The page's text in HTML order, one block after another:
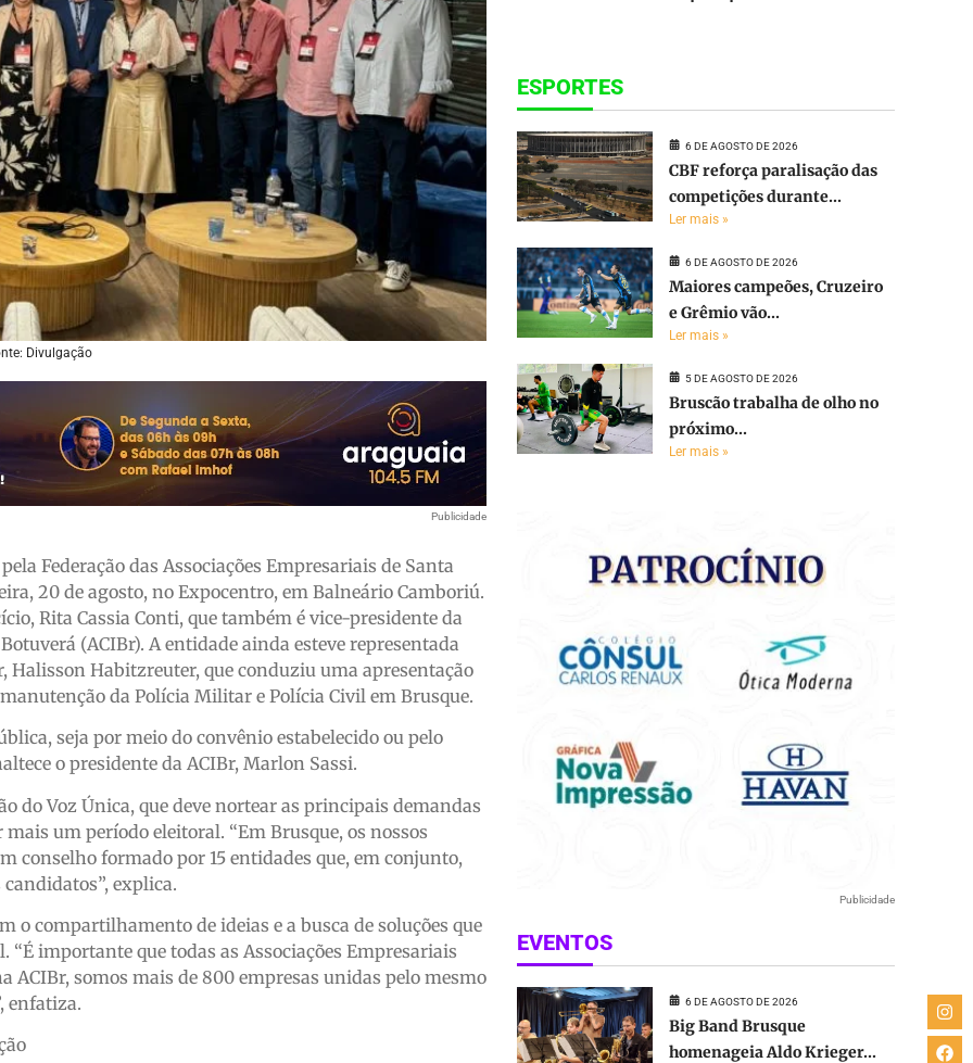
Divulgação
Publicidade
Federação das Associações Empresariais de Santa
20 de agosto, no Expocentro, em Balneário Camboriú.
Rita Cassia Conti, que também é vice-presidente da
(ACIBr). A entidade ainda esteve representada
Halisson Habitzreuter, que conduziu uma apresentação
da Polícia Militar e Polícia Civil em Brusque.
seja por meio do convênio estabelecido ou pelo
o presidente da ACIBr, Marlon Sassi.
do Voz Única, que deve nortear as principais demandas
um período eleitoral. “Em Brusque, os nossos
conselho formado por 15 entidades que, em conjunto,
explica.
compartilhamento de ideias e a busca de soluções que
importante que todas as Associações Empresariais
ACIBr, somos mais de 800 empresas unidas pelo mesmo
enfatiza.
ESPORTES
6 DE AGOSTO DE 2026
CBF reforça paralisação das
competições durante...
Ler mais »
6 DE AGOSTO DE 2026
Maiores campeões, Cruzeiro
e Grêmio vão...
Ler mais »
5 DE AGOSTO DE 2026
Bruscão trabalha de olho no
próximo...
Ler mais »
Publicidade
EVENTOS
6 DE AGOSTO DE 2026
Big Band Brusque
homenageia Aldo Krieger...